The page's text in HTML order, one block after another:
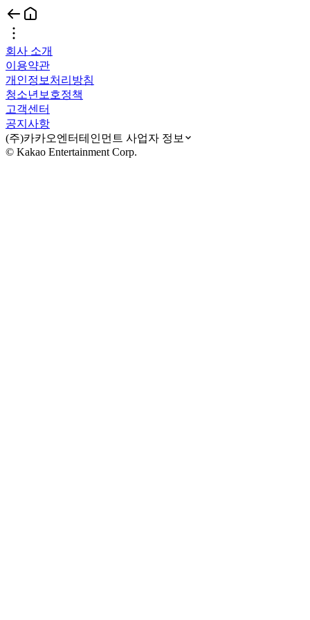
회사 소개
이용약관
개인정보처리방침
청소년보호정책
고객센터
공지사항
(주)카카오엔터테인먼트 사업자 정보
© Kakao Entertainment Corp.